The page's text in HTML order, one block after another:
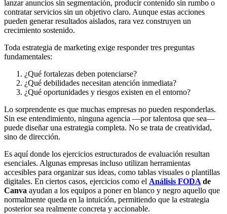
lanzar anuncios sin segmentación, producir contenido sin rumbo o
contratar servicios sin un objetivo claro. Aunque estas acciones
pueden generar resultados aislados, rara vez construyen un
crecimiento sostenido.
Toda estrategia de marketing exige responder tres preguntas
fundamentales:
¿Qué fortalezas deben potenciarse?
¿Qué debilidades necesitan atención inmediata?
¿Qué oportunidades y riesgos existen en el entorno?
Lo sorprendente es que muchas empresas no pueden responderlas.
Sin ese entendimiento, ninguna agencia —por talentosa que sea—
puede diseñar una estrategia completa. No se trata de creatividad,
sino de dirección.
Es aquí donde los ejercicios estructurados de evaluación resultan
esenciales. Algunas empresas incluso utilizan herramientas
accesibles para organizar sus ideas, como tablas visuales o plantillas
digitales. En ciertos casos, ejercicios como el Análisis FODA de
Canva ayudan a los equipos a poner en blanco y negro aquello que
normalmente queda en la intuición, permitiendo que la estrategia
posterior sea realmente concreta y accionable.